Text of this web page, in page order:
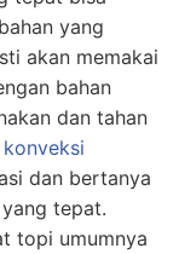
yang
akan memakai
bahan
dan tahan
dan bertanya
tepat.
topi umumnya